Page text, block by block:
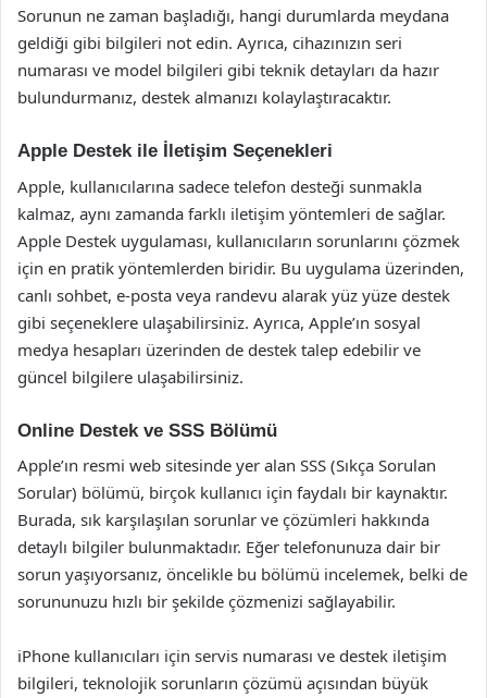
Sorunun ne zaman başladığı, hangi durumlarda meydana
geldiği gibi bilgileri not edin. Ayrıca, cihazınızın seri
numarası ve model bilgileri gibi teknik detayları da hazır
bulundurmanız, destek almanızı kolaylaştıracaktır.
Apple Destek ile İletişim Seçenekleri
Apple, kullanıcılarına sadece telefon desteği sunmakla
kalmaz, aynı zamanda farklı iletişim yöntemleri de sağlar.
Apple Destek uygulaması, kullanıcıların sorunlarını çözmek
için en pratik yöntemlerden biridir. Bu uygulama üzerinden,
canlı sohbet, e-posta veya randevu alarak yüz yüze destek
gibi seçeneklere ulaşabilirsiniz. Ayrıca, Apple’ın sosyal
medya hesapları üzerinden de destek talep edebilir ve
güncel bilgilere ulaşabilirsiniz.
Online Destek ve SSS Bölümü
Apple’ın resmi web sitesinde yer alan SSS (Sıkça Sorulan
Sorular) bölümü, birçok kullanıcı için faydalı bir kaynaktır.
Burada, sık karşılaşılan sorunlar ve çözümleri hakkında
detaylı bilgiler bulunmaktadır. Eğer telefonunuza dair bir
sorun yaşıyorsanız, öncelikle bu bölümü incelemek, belki de
sorununuzu hızlı bir şekilde çözmenizi sağlayabilir.
iPhone kullanıcıları için servis numarası ve destek iletişim
bilgileri, teknolojik sorunların çözümü açısından büyük